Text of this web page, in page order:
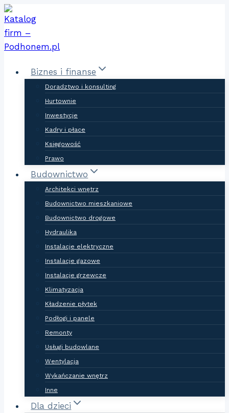
Skip
to
content
Biznes i finanse
Doradztwo i konsulting
Hurtownie
Inwestycje
Kadry i płace
Księgowość
Prawo
Budownictwo
Architekci wnętrz
Budownictwo mieszkaniowe
Budownictwo drogowe
Hydraulika
Instalacje elektryczne
Instalacje gazowe
Instalacje grzewcze
Klimatyzacja
Kładzenie płytek
Podłogi i panele
Remonty
Usługi budowlane
Wentylacja
Wykańczanie wnętrz
Inne
Dla dzieci